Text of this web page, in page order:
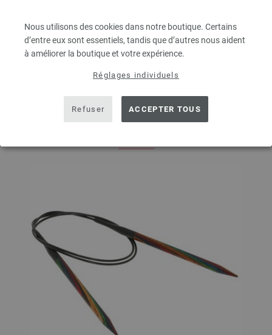
Nous utilisons des cookies dans notre boutique. Certains
d’entre eux sont essentiels, tandis que d’autres nous aident
à améliorer la boutique et votre expérience.
Réglages individuels
Refuser ACCEPTER TOUS
PRODUIT POUR CE PAQUET DE
MODÈLE